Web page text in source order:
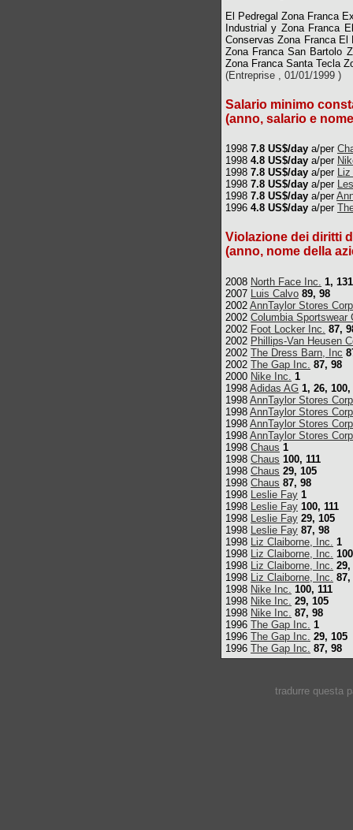
El Pedregal Zona Franca
Industrial y Zona Franca
Conservas Zona Franca El
Zona Franca San Bartolo
Zona Franca Santa Tecla
(Entreprise , 01/01/1999 )
Salario minimo
(anno, salario e
1998 7.8 US$/day a/per
1998 4.8 US$/day a/per
1998 7.8 US$/day a/per
1998 7.8 US$/day a/per
1998 7.8 US$/day a/per
1996 4.8 US$/day a/per
Violazione dei diritti
(anno, nome della
2008 North Face Inc. 1,
2007 Luis Calvo 89, 98
2002 AnnTaylor Stores
2002 Columbia Sportswear
2002 Foot Locker Inc. 87,
2002 Phillips-Van Heusen
2002 The Dress Barn, Inc
2002 The Gap Inc. 87, 98
2000 Nike Inc. 1
1998 Adidas AG 1, 26, 100,
1998 AnnTaylor Stores
1998 AnnTaylor Stores
1998 AnnTaylor Stores
1998 AnnTaylor Stores
1998 Chaus 1
1998 Chaus 100, 111
1998 Chaus 29, 105
1998 Chaus 87, 98
1998 Leslie Fay 1
1998 Leslie Fay 100, 111
1998 Leslie Fay 29, 105
1998 Leslie Fay 87, 98
1998 Liz Claiborne, Inc. 1
1998 Liz Claiborne, Inc.
1998 Liz Claiborne, Inc. 29,
1998 Liz Claiborne, Inc. 87,
1998 Nike Inc. 100, 111
1998 Nike Inc. 29, 105
1998 Nike Inc. 87, 98
1996 The Gap Inc. 1
1996 The Gap Inc. 29, 105
1996 The Gap Inc. 87, 98
tradurre questa